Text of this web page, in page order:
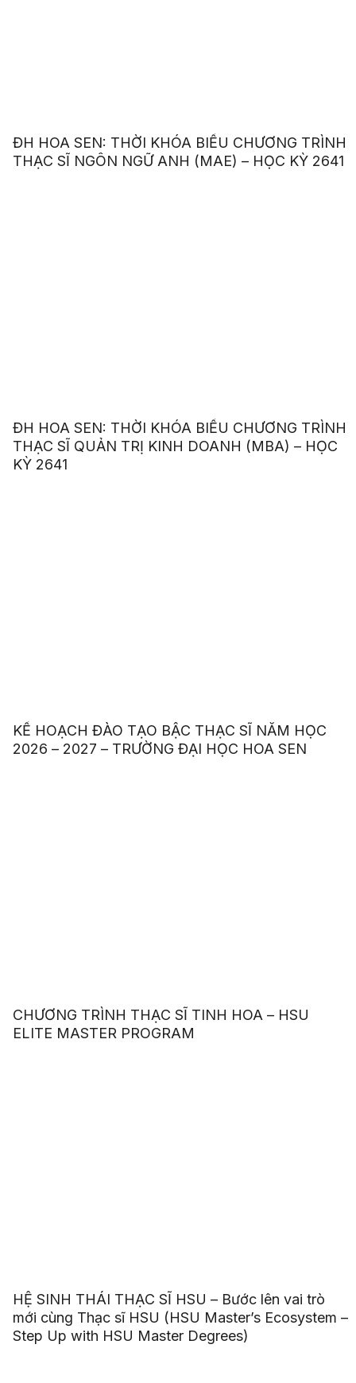
ĐH HOA SEN: THỜI KHÓA BIỂU CHƯƠNG TRÌNH
THẠC SĨ NGÔN NGỮ ANH (MAE) – HỌC KỲ 2641
ĐH HOA SEN: THỜI KHÓA BIỂU CHƯƠNG TRÌNH
THẠC SĨ QUẢN TRỊ KINH DOANH (MBA) – HỌC
KỲ 2641
KẾ HOẠCH ĐÀO TẠO BẬC THẠC SĨ NĂM HỌC
2026 – 2027 – TRƯỜNG ĐẠI HỌC HOA SEN
CHƯƠNG TRÌNH THẠC SĨ TINH HOA – HSU
ELITE MASTER PROGRAM
HỆ SINH THÁI THẠC SĨ HSU – Bước lên vai trò
mới cùng Thạc sĩ HSU (HSU Master’s Ecosystem –
Step Up with HSU Master Degrees)